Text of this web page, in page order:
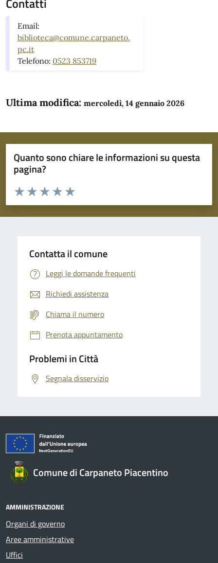
Email:
biblioteca@comune.carpaneto.
pc.it
Telefono: 0523 853719
Ultima modifica: mercoledì, 14 gennaio 2026
Quanto sono chiare le informazioni su questa
pagina?
Domanda
Valuta da 1 a 5 stelle la pagina
Valuta 5 stelle su 5
Valuta 4 stelle su 5
Valuta 3 stelle su 5
Valuta 2 stelle su 5
Valuta 1 stelle su 5
Contatta il comune
Leggi le domande frequenti
Richiedi assistenza
Chiama il numero
Prenota appuntamento
Problemi in Città
Segnala disservizio
Comune di Carpaneto Piacentino
AMMINISTRAZIONE
Organi di governo
Aree amministrative
Uffici